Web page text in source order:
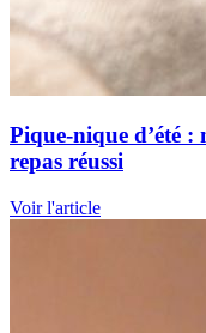
Pique-nique d’été :
repas réussi
Voir l'article